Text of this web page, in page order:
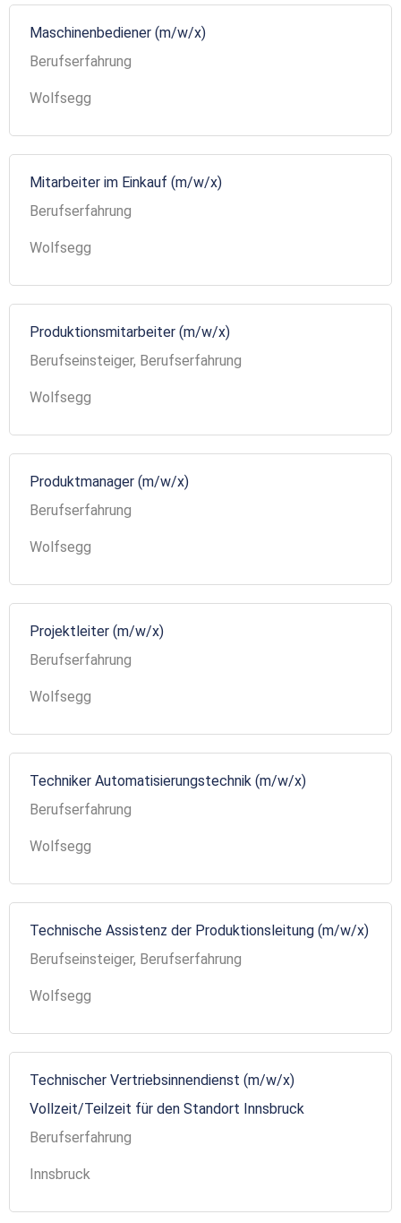
Maschinenbediener (m/w/x)
Berufserfahrung
Wolfsegg
Mitarbeiter im Einkauf (m/w/x)
Berufserfahrung
Wolfsegg
Produktionsmitarbeiter (m/w/x)
Berufseinsteiger, Berufserfahrung
Wolfsegg
Produktmanager (m/w/x)
Berufserfahrung
Wolfsegg
Projektleiter (m/w/x)
Berufserfahrung
Wolfsegg
Techniker Automatisierungstechnik (m/w/x)
Berufserfahrung
Wolfsegg
Technische Assistenz der Produktionsleitung (m/w/x)
Berufseinsteiger, Berufserfahrung
Wolfsegg
Technischer Vertriebsinnendienst (m/w/x)
Vollzeit/Teilzeit für den Standort Innsbruck
Berufserfahrung
Innsbruck